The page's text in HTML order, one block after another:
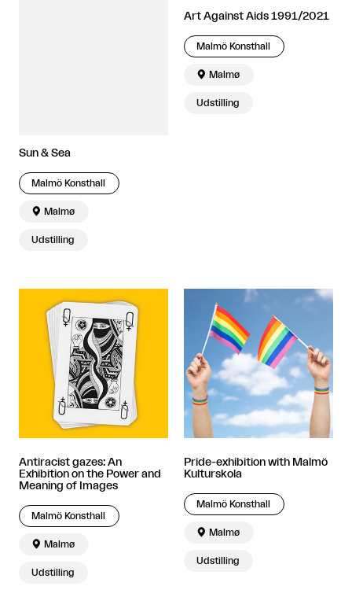
Sun & Sea
Malmö Konsthall
 Malmø
Udstilling
Art Against Aids 1991/2021
Malmö Konsthall
 Malmø
Udstilling
Antiracist gazes: An
Exhibition on the Power and
Meaning of Images
Malmö Konsthall
 Malmø
Udstilling
Pride-exhibition with Malmö
Kulturskola
Malmö Konsthall
 Malmø
Udstilling